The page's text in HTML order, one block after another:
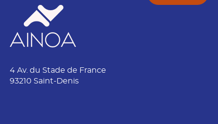
4 Av. du Stade de France
93210 Saint-Denis